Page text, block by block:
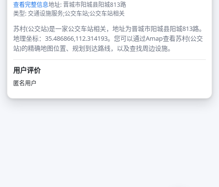
查看完整信息地址: 晋城市阳城县阳城813路
类型: 交通设施服务;公交车站;公交车站相关
苏村(公交站)是一家公交车站相关，地址为晋城市阳城县阳城813路。
地理坐标：35.486866,112.314193。您可以通过Amap查看苏村(公交
站)的精确地图位置、规划到达路线，以及查找周边设施。
用户评价
匿名用户